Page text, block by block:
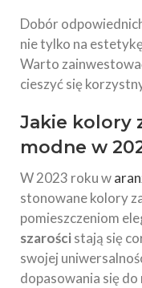
Dobór
nie tylko na
Warto
cieszyć się
Jakie kolory
modne w
W 2023 roku w
stonowane kolory
pomieszczeniom
szarościstają się
swojej
dopasowania się